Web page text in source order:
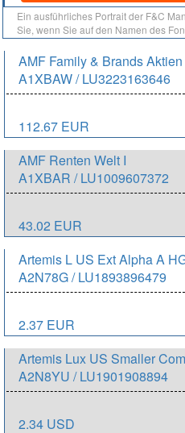
Ein ausführliches Portrait der F&C
Sie, wenn Sie auf den Namen des
AMF Family & Brands
A1XBAW / LU3223163646
112.67 EUR
AMF Renten Welt I
A1XBAR / LU1009607372
43.02 EUR
Artemis L US Ext Alpha A
A2N78G / LU1893896479
2.37 EUR
Artemis Lux US Smaller
A2N8YU / LU1901908894
2.34 USD